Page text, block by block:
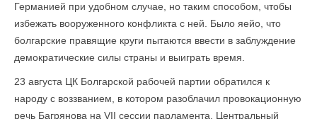
Германией при удобном случае, но таким способом, чтобы
избежать вооруженного конфликта с ней. Было яейо, что
болгарские правящие круги пытаются ввести в заблуждение
демократические силы страны и выиграть время.
23 августа ЦК Болгарской рабочей партии обратился к
народу с воззванием, в котором разоблачил провокационную
речь Багрянова на VII сессии парламента. Центральный